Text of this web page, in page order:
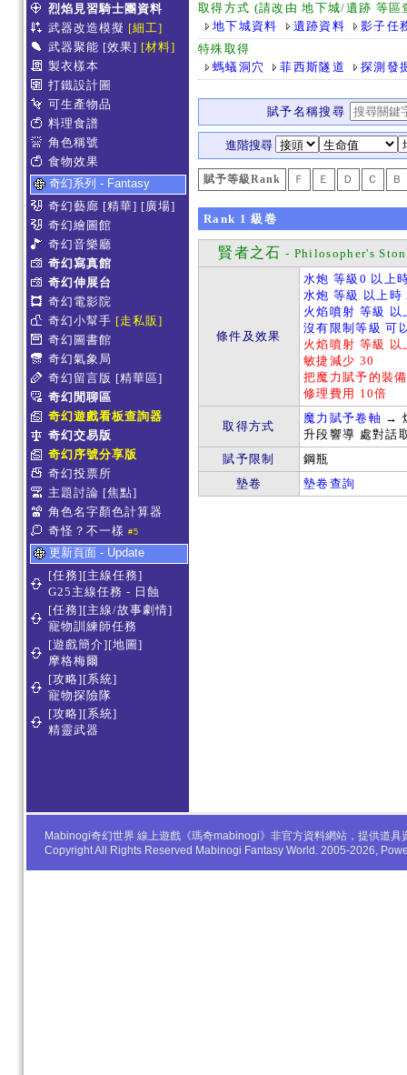
烈焰見習騎士團資料
武器改造模擬 [細工]
武器聚能 [效果] [材料]
製衣樣本
打鐵設計圖
可生產物品
料理食譜
角色稱號
食物效果
奇幻系列 - Fantasy
奇幻藝廊 [精華] [廣場]
奇幻繪圖館
奇幻音樂廳
奇幻寫真館
奇幻伸展台
奇幻電影院
奇幻小幫手 [走私販]
奇幻圖書館
奇幻氣象局
奇幻留言版 [精華區]
奇幻閒聊區
奇幻遊戲看板查詢器
奇幻交易版
奇幻序號分享版
奇幻投票所
主題討論 [焦點]
角色名字顏色計算器
奇怪？不一樣 #5
更新頁面 - Update
[任務][主線任務]
G25主線任務 - 日蝕
[任務][主線/故事劇情]
寵物訓練師任務
[遊戲簡介][地圖]
摩格梅爾
[攻略][系統]
寵物探險隊
[攻略][系統]
精靈武器
取得方式 (請改由 地下城/遺跡 等區
地下城資料
遺跡資料
影子任
特殊取得
螞蟻洞穴
菲西斯隧道 探測發
賦予名稱搜尋
進階搜尋
賦予等級Rank Ｆ Ｅ Ｄ Ｃ Ｂ
Rank 1 級卷
賢者之石 - Philosopher's
條件及效果
水炮 等級0 以上
水炮 等級 以上
火焰噴射 等級
沒有限制等級 可
火焰噴射 等級
敏捷減少 30
把魔力賦予的裝
修理費用 10倍
取得方式
魔力賦予卷軸 →
升段響導 處對話
賦予限制
鋼瓶
墊卷
墊卷查詢
Mabinogi奇幻世界 線上遊戲《瑪奇mabinogi》非官方資料網站，提供道
Copyright All Rights Reserved Mabinogi Fantasy World. 2005-2026,